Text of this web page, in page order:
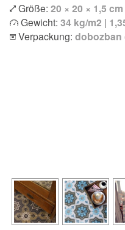
Größe: 20 × 20 × 1,5 cm
Gewicht: 34 kg/m2 |
Verpackung: dobozban